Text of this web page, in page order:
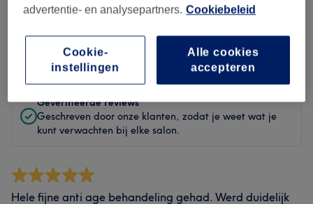
Reviews filteren
Beoordeling Filter op beoordeling
Geverifieerde reviews
Geschreven door onze klanten, zodat je weet wat je
kunt verwachten bij elke salon.
Hele fijne anti age behandeling gehad. Werd duidelijk
advertentie- en analysepartners. Cookiebeleid
Alle cookies
accepteren
Cookie-
instellingen